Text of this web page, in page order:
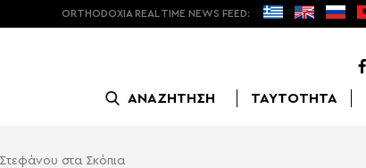
ORTHODOXIA REAL TIME NEWS FEED:
ΑΝΑΖΗΤΗΣΗ ΤΑΥΤΟΤΗΤΑ
στα Σκόπια